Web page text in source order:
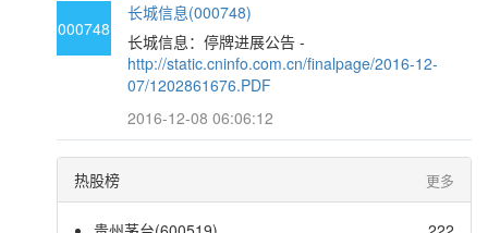
000748
长城信息(000748)
长城信息：停牌进展公告 -
http://static.cninfo.com.cn/finalpage/2016-12-
07/1202861676.PDF
2016-12-08 06:06:12
热股榜 更多